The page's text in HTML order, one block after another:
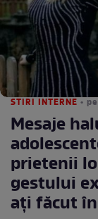
STIRI INTERNE •
Mesaje
prietenii
gestului
ați făcut